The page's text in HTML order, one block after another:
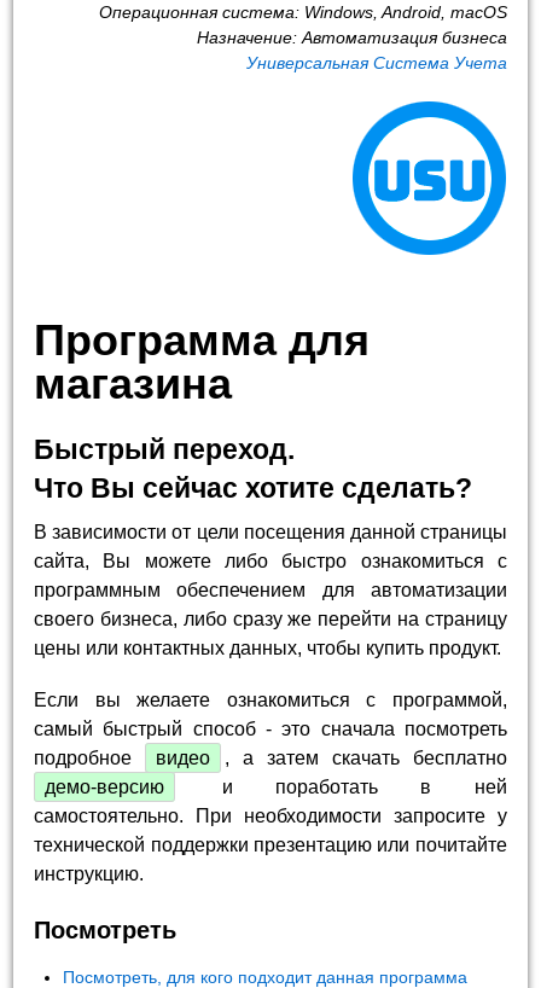
Операционная система: Windows, Android, macOS
Назначение: Автоматизация бизнеса
Универсальная Система Учета
Программа для
магазина
Быстрый переход.
Что Вы сейчас хотите сделать?
В зависимости от цели посещения данной страницы
сайта, Вы можете либо быстро ознакомиться с
программным обеспечением для автоматизации
своего бизнеса, либо сразу же перейти на страницу
цены или контактных данных, чтобы купить продукт.
Если вы желаете ознакомиться с программой,
самый быстрый способ - это сначала посмотреть
подробное
видео
, а затем скачать бесплатно
демо-версию
и поработать в ней
самостоятельно. При необходимости запросите у
технической поддержки презентацию или почитайте
инструкцию.
Посмотреть
Посмотреть, для кого подходит данная программа